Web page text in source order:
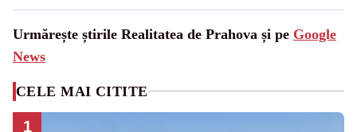
Urmărește știrile Realitatea de Prahova și pe Google
News
CELE MAI CITITE
1